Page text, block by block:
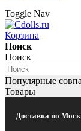
Toggle Nav
Корзина
Поиск
Поиск
Популярные
Товары
Доставка по